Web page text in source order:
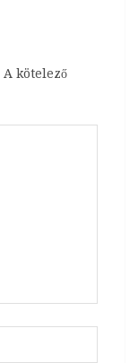
A kötelező